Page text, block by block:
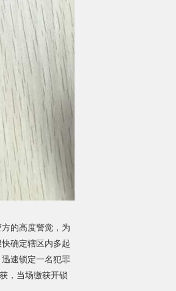
的高度警觉，为
确定辖区内多起
速锁定一名犯罪
，当场缴获开锁